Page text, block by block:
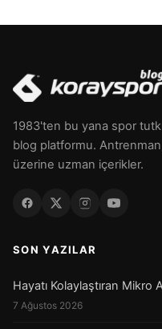
1983'ten bu yana spor
blog platformu.
üzerine uzman içerikler.
SON YAZILAR
Hayatı Kolaylaştıran Mikro
7 Ağustos 2026